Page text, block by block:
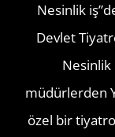
Nesinlik
Devlet
Nesinlik
müdürlerden
özel bir